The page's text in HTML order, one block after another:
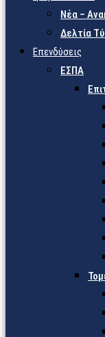
Νέα –
Δελτία
Επενδύσεις
ΕΣΠΑ